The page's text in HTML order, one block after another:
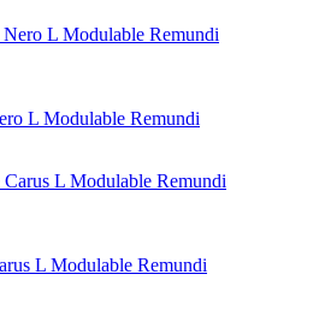
L Modulable Remundi
L Modulable Remundi